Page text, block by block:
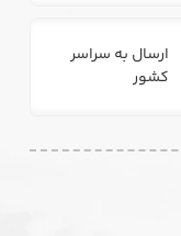
ارسال به سراسر
کشور